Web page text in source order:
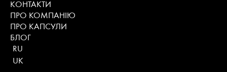
KОНТАКТИ
ПРО КОМПАНІЮ
ПРО КАПСУЛИ
БЛОГ
RU
UK